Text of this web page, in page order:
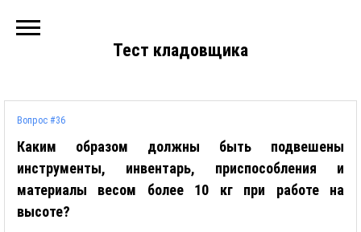
Тест кладовщика
Вопрос #36
Каким образом должны быть подвешены
инструменты, инвентарь, приспособления и
материалы весом более 10 кг при работе на
высоте?